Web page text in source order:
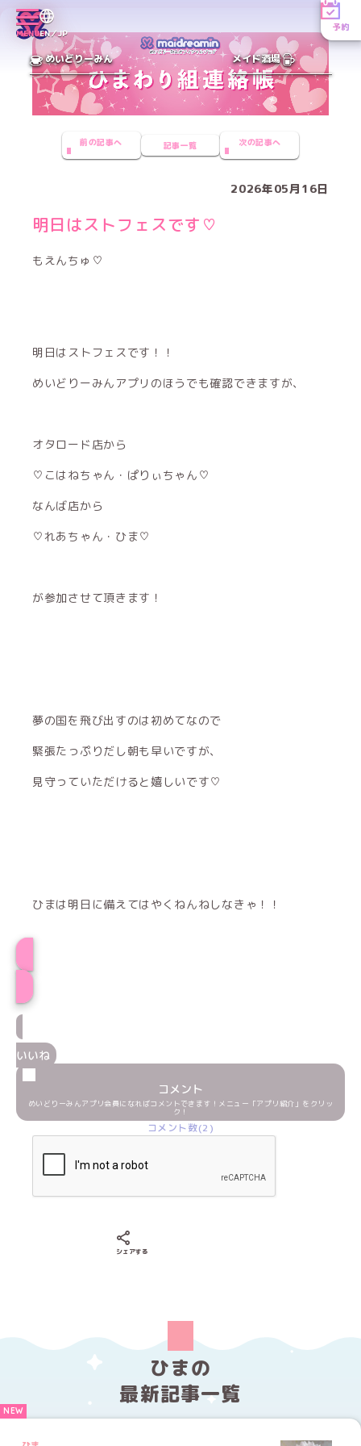
MENUEN／JP
予約
めいどりーみん メイド酒場
前の記事へ 記事一覧 次の記事へ
2026年05月16日
明日はストフェスです♡
もえんちゅ♡
明日はストフェスです！！
めいどりーみんアプリのほうでも確認できますが、
オタロード店から
♡こはねちゃん・ぱりぃちゃん♡
なんば店から
♡れあちゃん・ひま♡
が参加させて頂きます！
夢の国を飛び出すのは初めてなので
緊張たっぷりだし朝も早いですが、
見守っていただけると嬉しいです♡
ひまは明日に備えてはやくねんねしなきゃ！！
いいね
コメント
めいどりーみんアプリ会員になればコメントできます！メニュー「アプリ紹介」をクリッ
ク！
コメント数(2)
シェアする
ひまの
最新記事一覧